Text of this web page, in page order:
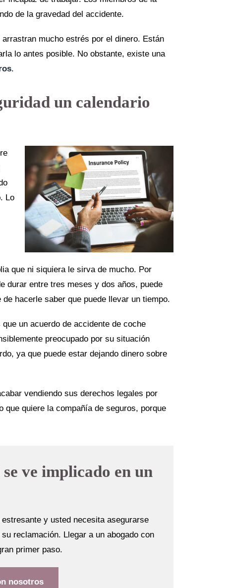
de la gravedad del accidente.
mucho estrés por el dinero. Están
lo antes posible. No obstante, existe una
.
un calendario
Lo
que ni siquiera le sirva de mucho. Por
durar entre tres meses y dos años, puede
hacerle saber que puede llevar un tiempo.
un acuerdo de accidente de coche
preocupado por su situación
ya que puede estar dejando dinero sobre
vendiendo sus derechos legales por
quiere la compañía de seguros, porque
ve implicado en un
y usted necesita asegurarse
reclamación. Llegar a un abogado con
primer paso.
nosotros